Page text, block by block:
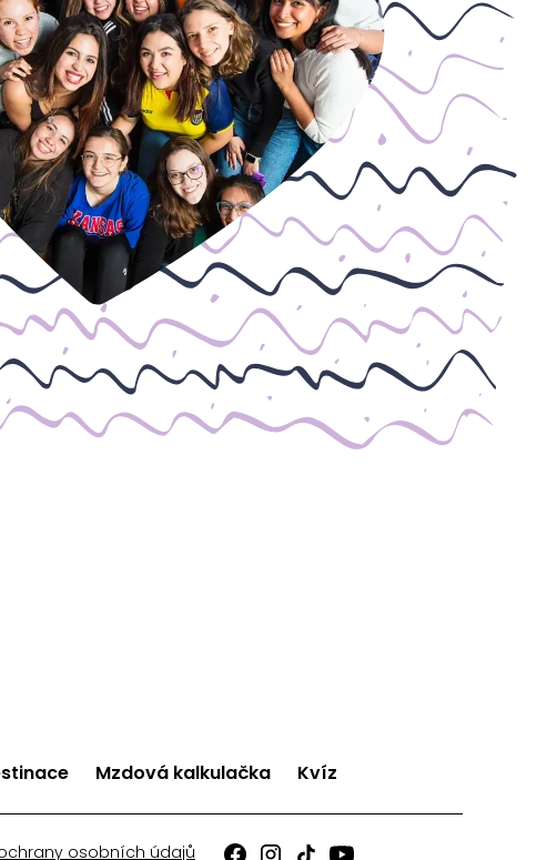
Mzdová kalkulačka Kvíz
osobních údajů